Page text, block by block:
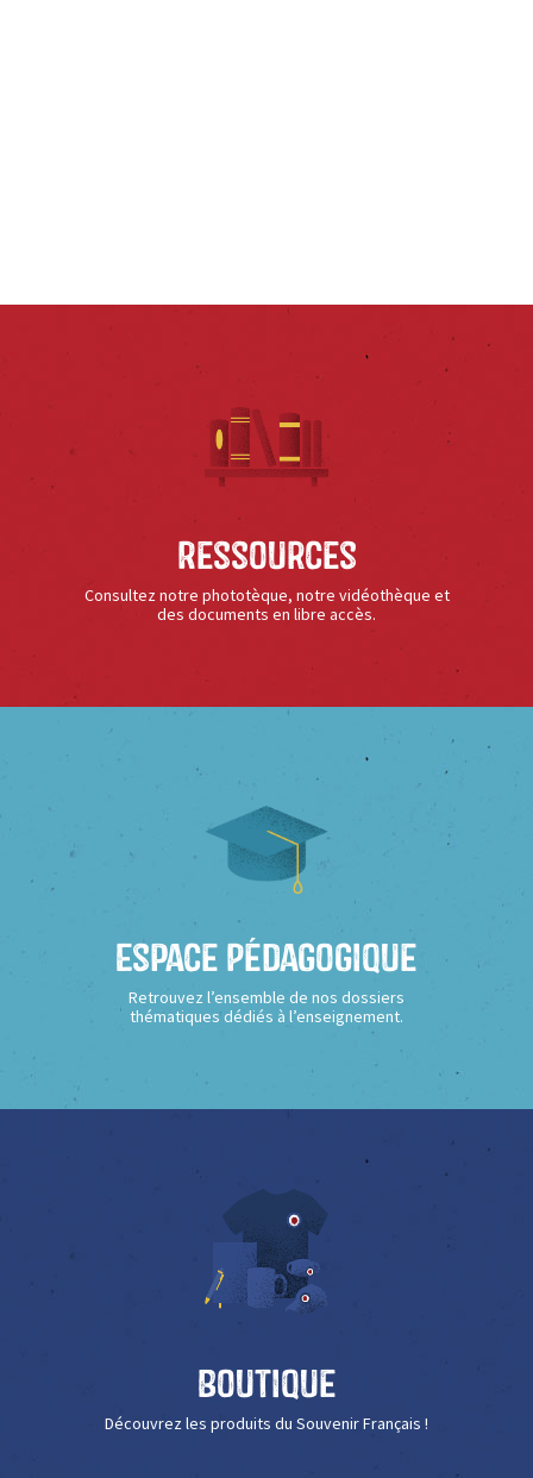
Ressources
Consultez notre phototèque, notre vidéothèque et
des documents en libre accès.
Espace Pédagogique
Retrouvez l’ensemble de nos dossiers
thématiques dédiés à l’enseignement.
Boutique
Découvrez les produits du Souvenir Français !